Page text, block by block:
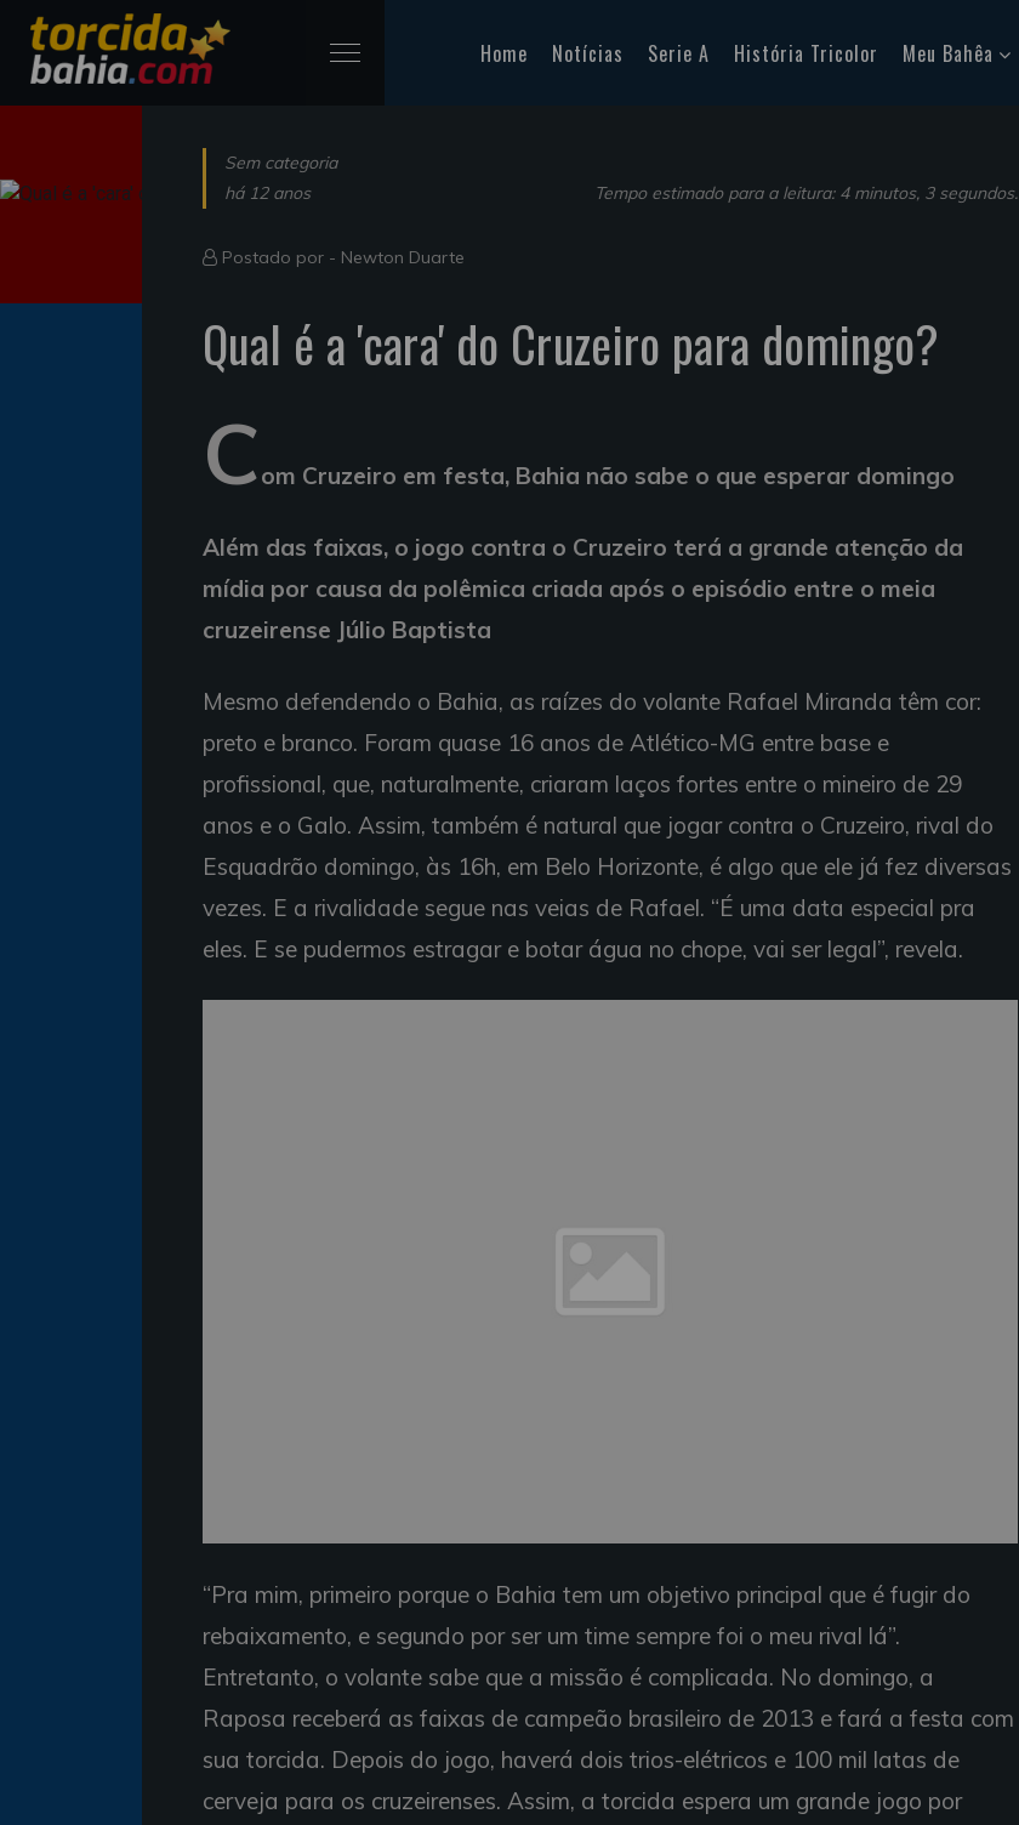
Home Notícias Serie A História Tricolor Meu Bahêa
Sem categoria
há 12 anos
Tempo estimado para a leitura: 4 minutos, 3 segundos.
Postado por - Newton Duarte
Qual é a 'cara' do Cruzeiro para domingo?
Com Cruzeiro em festa, Bahia não sabe o que esperar domingo
Além das faixas, o jogo contra o Cruzeiro terá a grande atenção da
mídia por causa da polêmica criada após o episódio entre o meia
cruzeirense Júlio Baptista
Mesmo defendendo o Bahia, as raízes do volante Rafael Miranda têm cor:
preto e branco. Foram quase 16 anos de Atlético-MG entre base e
profissional, que, naturalmente, criaram laços fortes entre o mineiro de 29
anos e o Galo. Assim, também é natural que jogar contra o Cruzeiro, rival do
Esquadrão domingo, às 16h, em Belo Horizonte, é algo que ele já fez diversas
vezes. E a rivalidade segue nas veias de Rafael. “É uma data especial pra
eles. E se pudermos estragar e botar água no chope, vai ser legal”, revela.
“Pra mim, primeiro porque o Bahia tem um objetivo principal que é fugir do
rebaixamento, e segundo por ser um time sempre foi o meu rival lá”.
Entretanto, o volante sabe que a missão é complicada. No domingo, a
Raposa receberá as faixas de campeão brasileiro de 2013 e fará a festa com
sua torcida. Depois do jogo, haverá dois trios-elétricos e 100 mil latas de
cerveja para os cruzeirenses. Assim, a torcida espera um grande jogo por